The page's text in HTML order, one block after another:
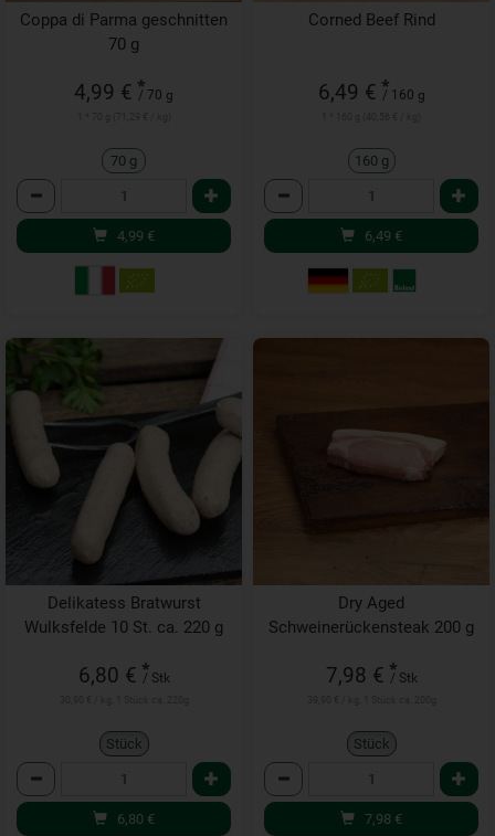
Coppa di Parma geschnitten
70 g
4,99 € *
/ 70 g
70 g
Anzahl
4,99 €
Corned Beef Rind
6,49 € *
/ 160 g
160 g
Anzahl
6,49 €
Delikatess Bratwurst
Wulksfelde 10 St. ca. 220 g
6,80 € *
/ Stk
Stück
Anzahl
6,80 €
Dry Aged
Schweinerückensteak 200 g
7,98 € *
/ Stk
Stück
Anzahl
7,98 €